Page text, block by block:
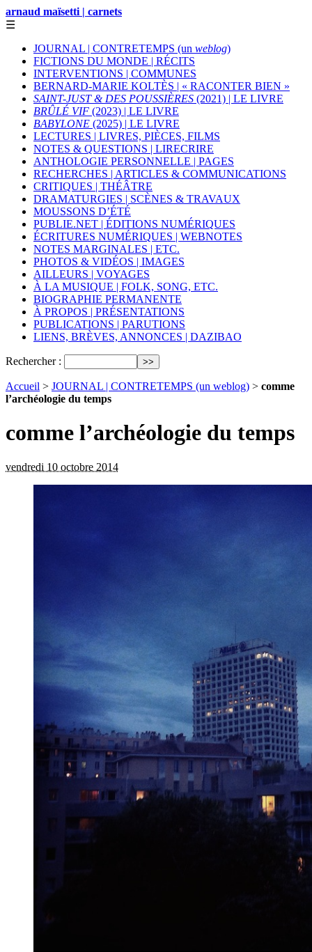
arnaud maïsetti | carnets
☰
JOURNAL | CONTRETEMPS (un weblog)
FICTIONS DU MONDE | RÉCITS
INTERVENTIONS | COMMUNES
BERNARD-MARIE KOLTÈS | « RACONTER BIEN »
SAINT-JUST & DES POUSSIÈRES (2021) | LE LIVRE
BRÛLÉ VIF (2023) | LE LIVRE
BABYLONE (2025) | LE LIVRE
LECTURES | LIVRES, PIÈCES, FILMS
NOTES & QUESTIONS | LIRECRIRE
ANTHOLOGIE PERSONNELLE | PAGES
RECHERCHES | ARTICLES & COMMUNICATIONS
CRITIQUES | THÉÂTRE
DRAMATURGIES | SCÈNES & TRAVAUX
MOUSSONS D’ÉTÉ
PUBLIE.NET | ÉDITIONS NUMÉRIQUES
ÉCRITURES NUMÉRIQUES | WEBNOTES
NOTES MARGINALES | ETC.
PHOTOS & VIDÉOS | IMAGES
AILLEURS | VOYAGES
À LA MUSIQUE | FOLK, SONG, ETC.
BIOGRAPHIE PERMANENTE
À PROPOS | PRÉSENTATIONS
PUBLICATIONS | PARUTIONS
LIENS, BRÈVES, ANNONCES | DAZIBAO
Rechercher :
Accueil > JOURNAL | CONTRETEMPS (un weblog) > comme
l’archéologie du temps
comme l’archéologie du temps
vendredi 10 octobre 2014